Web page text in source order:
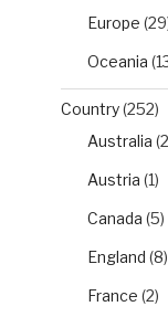
Europe
Oceania
Country(252)
Australia
Austria (1)
Canada (5)
England (8)
France (2)